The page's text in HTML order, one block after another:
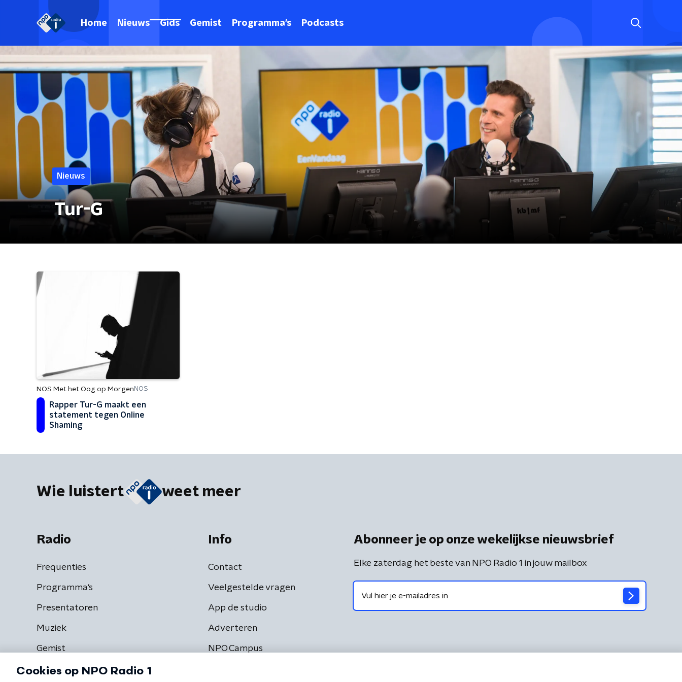
Home Nieuws Gids Gemist Programma's Podcasts
Nieuws
Tur-G
NOS Met het Oog op Morgen NOS
Rapper Tur-G maakt een
statement tegen Online
Shaming
Wie luistert weet meer
Radio
Frequenties
Programma's
Presentatoren
Muziek
Gemist
Info
Contact
Veelgestelde vragen
App de studio
Adverteren
NPO Campus
Abonneer je op onze wekelijkse nieuwsbrief
Elke zaterdag het beste van NPO Radio 1 in jouw mailbox